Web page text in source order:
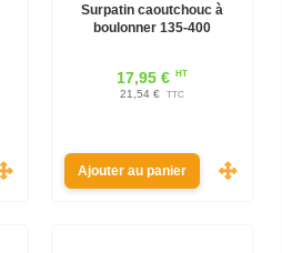
Surpatin caoutchouc à
boulonner 135-400
17,95 € HT
21,54 € TTC
Ajouter au panier